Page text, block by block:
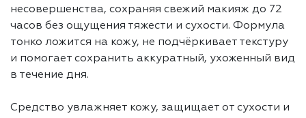
несовершенства, сохраняя свежий макияж до 72
часов без ощущения тяжести и сухости. Формула
тонко ложится на кожу, не подчёркивает текстуру
и помогает сохранить аккуратный, ухоженный вид
в течение дня.
Средство увлажняет кожу, защищает от сухости и